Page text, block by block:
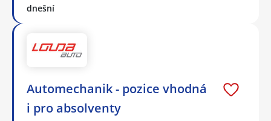
dnešní
Automechanik - pozice vhodná
i pro absolventy